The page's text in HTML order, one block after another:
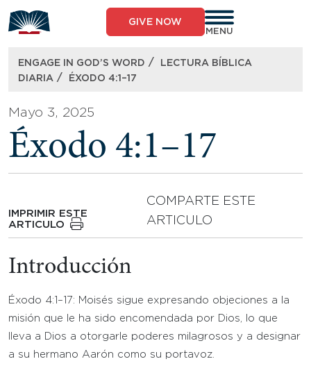
to
content
GIVE NOW
MENU
ENGAGE IN GOD’S WORD /
LECTURA BÍBLICA
DIARIA / ÉXODO 4:1–17
Mayo 3, 2025
Éxodo 4:1–17
IMPRIMIR ESTE
ARTICULO
COMPARTE ESTE
ARTICULO
Introducción
Éxodo 4:1–17: Moisés sigue expresando objeciones a la
misión que le ha sido encomendada por Dios, lo que
lleva a Dios a otorgarle poderes milagrosos y a designar
a su hermano Aarón como su portavoz.